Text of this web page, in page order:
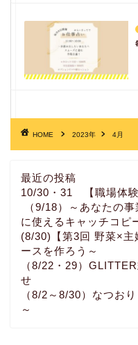
HOME 2023年 4月
最近の投稿
10/30・31 【職場体験
（9/18）～あなたの
に使えるキャッチコピ
(8/30)【第3回 野菜×主
ースを作ろう～
（8/22・29）
せ
（8/2～8/30）なつお
～